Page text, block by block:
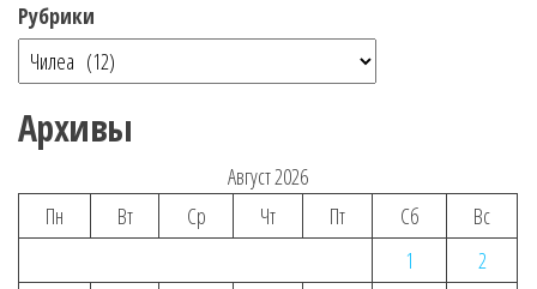
Рубрики
Архивы
Август 2026
Пн
Вт Ср Чт Пт Сб
Вс
1
2